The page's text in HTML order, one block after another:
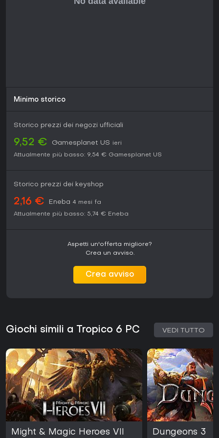
Minimo storico
Storico prezzi dei negozi ufficiali
9,52 € Gamesplanet US ieri
Attualmente più basso: 9,54 € Gamesplanet US
Storico prezzi dei keyshop
2,16 € Eneba 4 mesi fa
Attualmente più basso: 5,74 € Eneba
Aspetti un'offerta migliore?
Crea un avviso.
Crea avviso
Giochi simili a Tropico 6 PC VEDI TUTTO
Might & Magic Heroes VII Dungeons 3